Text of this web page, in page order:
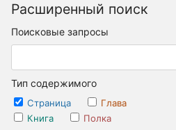
Расширенный поиск
Поисковые запросы
Тип содержимого
Страница
Глава
Книга
Полка